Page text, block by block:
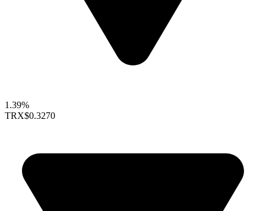
1.39%
TRX$0.3270